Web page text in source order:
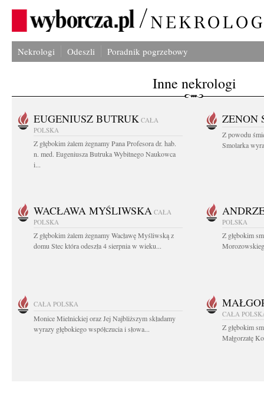
Nekrologi Odeszli Poradnik pogrzebowy
Inne nekrologi
EUGENIUSZ BUTRUK CAŁA
POLSKA
Z głębokim żalem żegnamy Pana Profesora dr. hab.
n. med. Eugeniusza Butruka Wybitnego Naukowca
i...
ZENON
Z powodu
Smolarka
WACŁAWA MYŚLIWSKA CAŁA
POLSKA
Z głębokim żalem żegnamy Wacławę Myśliwską z
domu Stec która odeszła 4 sierpnia w wieku...
POLSKA
Z głębokim
CAŁA POLSKA
Monice Mielnickiej oraz Jej Najbliższym składamy
wyrazy głębokiego współczucia i słowa...
CAŁA
Z głębokim
Małgorzatę